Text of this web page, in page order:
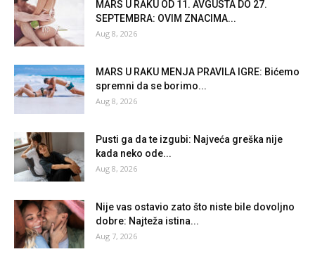
MARS U RAKU OD 11. AVGUSTA DO 27.
SEPTEMBRA: OVIM ZNACIMA...
Aug 8, 2026
MARS U RAKU MENJA PRAVILA IGRE: Bićemo
spremni da se borimo...
Aug 8, 2026
Pusti ga da te izgubi: Najveća greška nije
kada neko ode...
Aug 8, 2026
Nije vas ostavio zato što niste bile dovoljno
dobre: Najteža istina...
Aug 7, 2026